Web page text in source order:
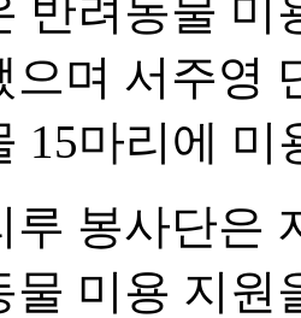
반려동물 미
으며 서주영
15마리에
루 봉사단은
물 미용 지원